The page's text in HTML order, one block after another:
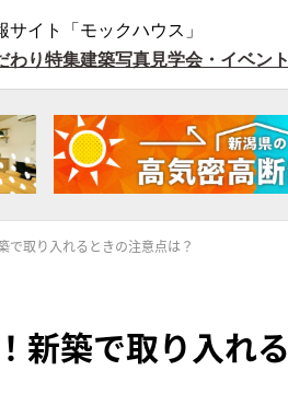
イト「モックハウス」
わり特集建築写真見学会・イベント
で取り入れるときの注意点は？
新築で取り入れ